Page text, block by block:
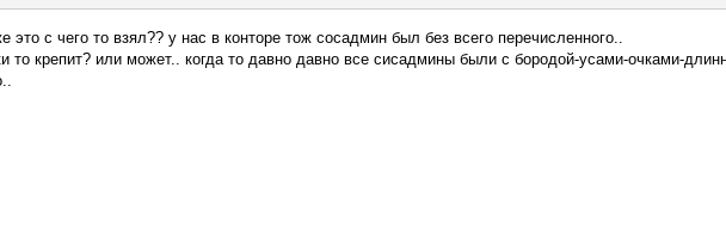
это с чего то взял?? у нас в конторе тож сосадмин был без всего перечисленного..
то крепит? или может.. когда то давно давно все сисадмины были с бородой-усами-очками-